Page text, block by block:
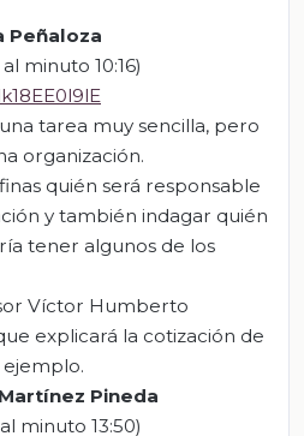
Peñaloza
minuto 10:16)
tarea muy sencilla, pero
organización.
quién será responsable
y también indagar quién
tener algunos de los
Víctor Humberto
explicará la cotización de
ejemplo.
Martínez Pineda
minuto 13:50)